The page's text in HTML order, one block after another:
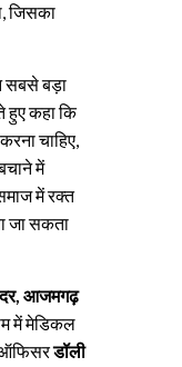
जिसका
सबसे बड़ा
हुए कहा कि
चाहिए,
में
में रक्त
जा सकता
आजमगढ़
में मेडिकल
ऑफिसरडॉली